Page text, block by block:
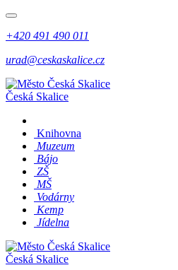
+420 491 490 011
urad@ceskaskalice.cz
Česká Skalice
Knihovna
Muzeum
Bájo
ZŠ
MŠ
Vodárny
Kemp
Jídelna
Česká Skalice